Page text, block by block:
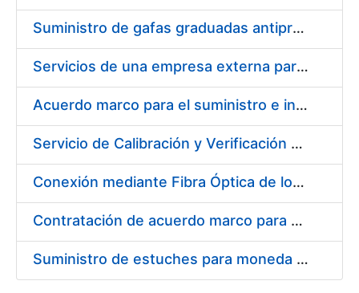
Suministro de gafas graduadas antiproyecciones para los trabajadores de la FNMT-RCM en los centros de trabajo de Madrid y Burgos
Servicios de una empresa externa para el asesoramiento y resolución de los recursos de alzada que se presentan relacionados con procesos de selección para la FNMT-RCM
Acuerdo marco para el suministro e instalación de persianas, estores y otros complementos
Servicio de Calibración y Verificación Externa de los Equipos de Medición del Servicio de Prevención de la FNMT-RCM
Conexión mediante Fibra Óptica de los Centros de Proceso de Datos (CPDs) de las sedes de la FNMT-RCM de Burgos y Madrid
Contratación de acuerdo marco para el Suministro de Material de Electricidad para la Fábrica Nacional de Moneda y Timbre-Real Casa de la Moneda en su centro de trabajo de Burgos
Suministro de estuches para moneda de 30 €